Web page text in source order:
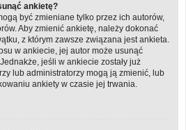
ankietę?
być zmieniane tylko przez ich autorów,
Aby zmienić ankietę, należy dokonać
z którym zawsze związana jest ankieta.
w ankiecie, jej autor może usunąć
jeśli w ankiecie zostały już
lub administratorzy mogą ją zmienić, lub
ankiety w czasie jej trwania.